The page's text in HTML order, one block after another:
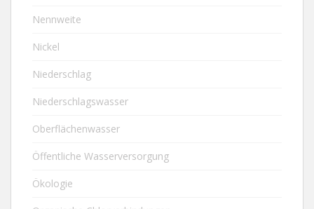
Nennweite
Nickel
Niederschlag
Niederschlagswasser
Oberflächenwasser
Öffentliche Wasserversorgung
Ökologie